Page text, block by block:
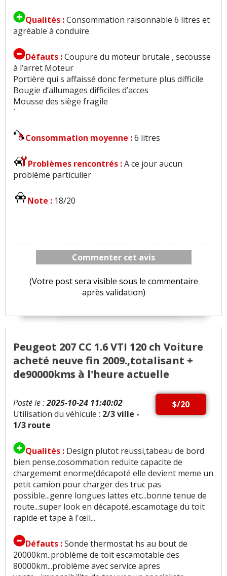
Qualités :Consommation raisonnable 6 litres et
agréable à conduire
Défauts :Coupure du moteur brutale , secousse
à l’arret Moteur
Portière qui s affaissé donc fermeture plus difficile
Bougie d’allumages difficiles d’acces
Mousse des siège fragile
´
Consommation moyenne :6 litres
Problèmes rencontrés :A ce jour aucun
problème particulier
Note : 18/20
Commenter cet avis
(Votre post sera visible sous le commentaire
après validation)
Peugeot 207 CC 1.6 VTI 120 ch Voiture
acheté neuve fin 2009.,totalisant +
de90000kms à l'heure actuelle
$/20
Posté le :2025-10-24 11:40:02
Utilisation du véhicule : 2/3 ville -
1/3 route
Qualités : Design plutot reussi,tabeau de bord
bien pense,cosommation reduite capacite de
chargememt enorme(décapoté elle devient meme un
petit camion pour charger des truc pas
possible...genre longues lattes etc...bonne tenue de
route...super look en décapoté..escamotage du toit
rapide et tape à l'œil...
Défauts :Sonde thermostat hs au bout de
20000km..problème de toit escamotable des
80000km...problème avec service apres